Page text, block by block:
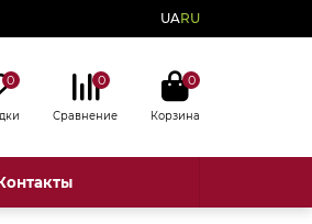
UARU
0 0
Сравнение
0
Корзина